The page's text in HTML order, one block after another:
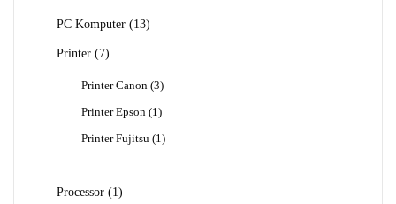
PC Komputer 1313
Printer
77
Printer Canon 33
Printer Epson
1 1
Printer Fujitsu
1 1
Processor 11